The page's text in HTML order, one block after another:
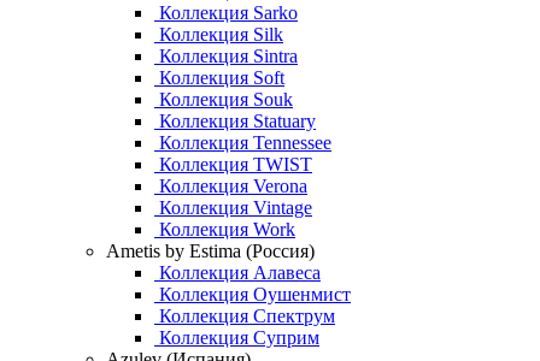
Коллекция Sarko
Коллекция Silk
Коллекция Sintra
Коллекция Soft
Коллекция Souk
Коллекция Statuary
Коллекция Tennessee
Коллекция TWIST
Коллекция Verona
Коллекция Vintage
Коллекция Work
Ametis by Estima (Россия)
Коллекция Алавеса
Коллекция Оушенмист
Коллекция Спектрум
Коллекция Суприм